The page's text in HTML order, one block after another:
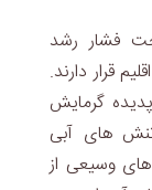
فشار رشد
قرار دارند.
گرمایش
های آبی
وسیعی از